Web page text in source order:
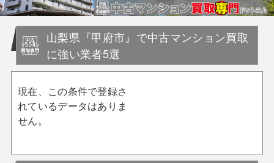
山梨県『甲府市』で中古マンション買取
に強い業者5選
現在、この条件で登録さ
れているデータはありま
せん。